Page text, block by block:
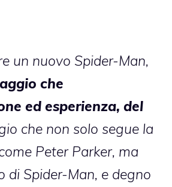
un nuovo Spider-Man,
che
ed esperienza, del
che non solo segue la
Peter Parker, ma
di Spider-Man, e degno